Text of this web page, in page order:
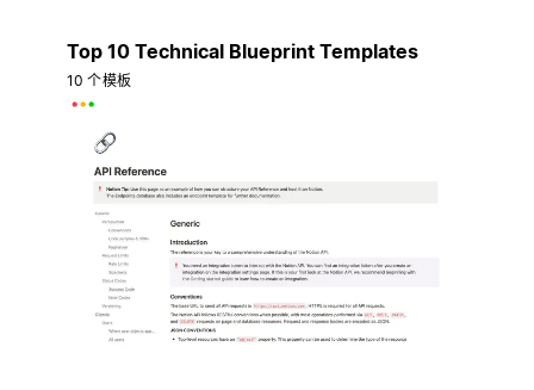
Top 10 Technical Blueprint Templates
10 个模板